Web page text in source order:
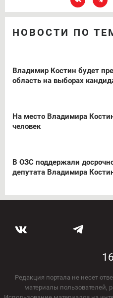
НОВОСТИ ПО
Владимир Костин будет
область на выборах
На место Владимира
человек
В ОЗС поддержали
депутата Владимира
Редакция портала не несет
материалы пользователей,